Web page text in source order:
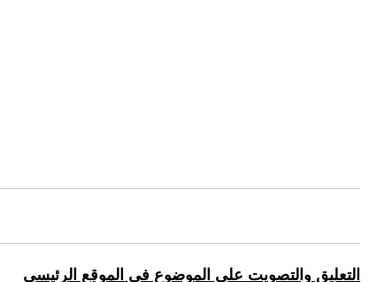
التعليق والتصويت على الموضوع في الموقع الرئيسي